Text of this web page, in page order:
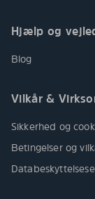
Hjælp og
Blog
Vilkår &
Sikkerhed og
Betingelser og